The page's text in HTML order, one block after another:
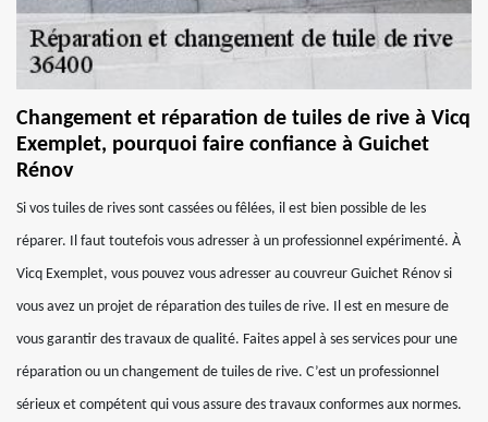
Changement et réparation de tuiles de rive à Vicq
Exemplet, pourquoi faire confiance à Guichet
Rénov
Si vos tuiles de rives sont cassées ou fêlées, il est bien possible de les
réparer. Il faut toutefois vous adresser à un professionnel expérimenté. À
Vicq Exemplet, vous pouvez vous adresser au couvreur Guichet Rénov si
vous avez un projet de réparation des tuiles de rive. Il est en mesure de
vous garantir des travaux de qualité. Faites appel à ses services pour une
réparation ou un changement de tuiles de rive. C’est un professionnel
sérieux et compétent qui vous assure des travaux conformes aux normes.